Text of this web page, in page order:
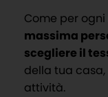
Come per
massima
scegliere il
della tua
attività.